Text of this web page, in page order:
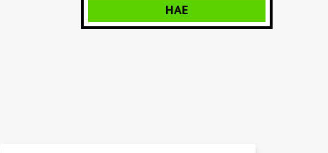
HAE